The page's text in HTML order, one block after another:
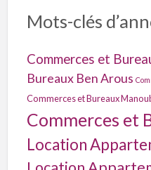
Mots-clés
Commerces et
Bureaux Ben Arous
Commerces et Bureaux
Commerces et
Location